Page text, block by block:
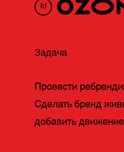
Id
Задача
Провести
Сделать бренд
добавить